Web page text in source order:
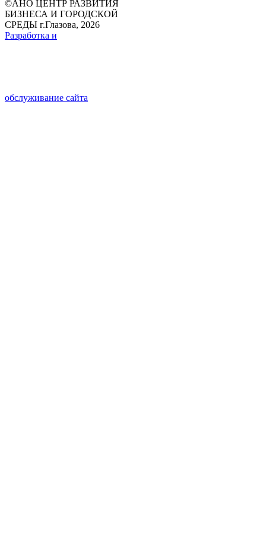
©АНО ЦЕНТР РАЗВИТИЯ
БИЗНЕСА И ГОРОДСКОЙ
СРЕДЫ г.Глазова, 2026
Разработка и
обслуживание сайта